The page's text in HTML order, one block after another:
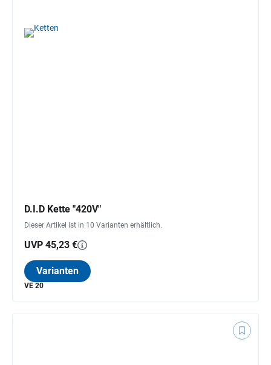
D.I.D Kette "420V"
Dieser Artikel ist in 10 Varianten erhältlich.
UVP 45,23 €
Varianten
VE 20